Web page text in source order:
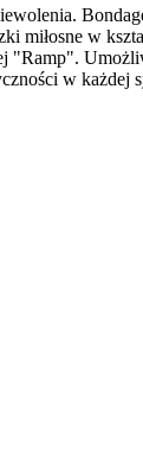
miłosne w
"Ramp".
w każdej